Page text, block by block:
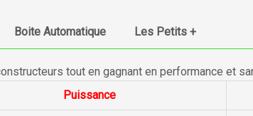
Boite Automatique Les Petits +
tout en gagnant en performance et
Puissance